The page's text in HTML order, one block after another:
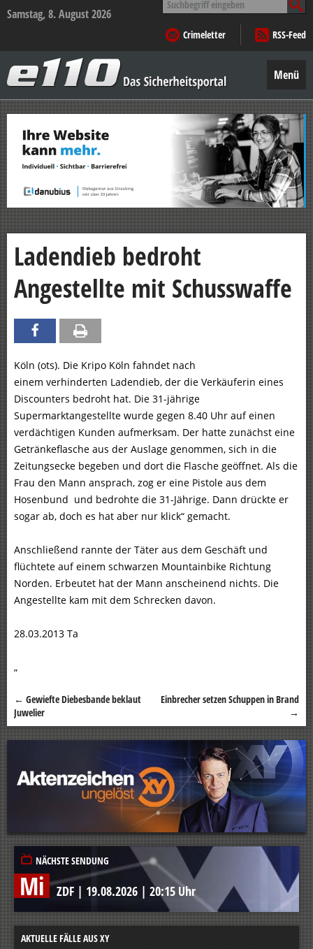
Samstag, 8. August 2026
nach:
Crimeletter
RSS-Feed
–
Das
Sicherheitsportal
Menü
Zum
Inhalt
springen
Ladendieb bedroht
Angestellte mit Schusswaffe
Köln (ots). Die Kripo Köln fahndet nach
einem verhinderten Ladendieb, der die Verkäuferin eines
Discounters bedroht hat. Die 31-jährige
Supermarktangestellte wurde gegen 8.40 Uhr auf einen
verdächtigen Kunden aufmerksam. Der hatte zunächst eine
Getränkeflasche aus der Auslage genommen, sich in die
Zeitungsecke begeben und dort die Flasche geöffnet. Als die
Frau den Mann ansprach, zog er eine Pistole aus dem
Hosenbund und bedrohte die 31-Jährige. Dann drückte er
sogar ab, doch es hat aber nur klick“ gemacht.
Anschließend rannte der Täter aus dem Geschäft und
flüchtete auf einem schwarzen Mountainbike Richtung
Norden. Erbeutet hat der Mann anscheinend nichts. Die
Angestellte kam mit dem Schrecken davon.
28.03.2013 Ta
„
Beitragsnavigation
← Gewiefte Diebesbande beklaut
Juwelier
Einbrecher setzen Schuppen in Brand
→
NÄCHSTE SENDUNG
Mi ZDF | 19.08.2026 | 20:15 Uhr
AKTUELLE FÄLLE AUS XY